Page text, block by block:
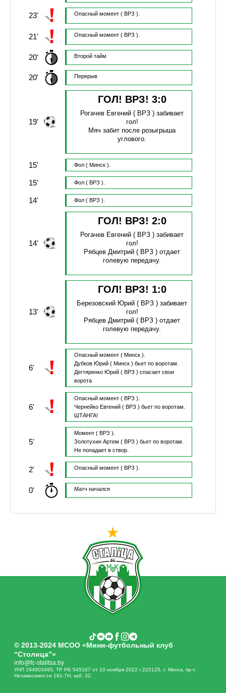
23' Опасный момент ( ВРЗ ).
21' Опасный момент ( ВРЗ ).
20' Второй тайм
20' Перерыв
19'
ГОЛ! ВРЗ! 3:0
Рогачев Евгений ( ВРЗ )забивает
гол!
Мяч забит после розыгрыша
углового.
15' Фол ( Минск ).
15' Фол ( ВРЗ ).
14' Фол ( ВРЗ ).
14'
ГОЛ! ВРЗ! 2:0
Рогачев Евгений ( ВРЗ )забивает
гол!
Рябцев Дмитрий ( ВРЗ )отдает
голевую передачу.
13'
ГОЛ! ВРЗ! 1:0
Березовский Юрий ( ВРЗ )забивает
гол!
Рябцев Дмитрий ( ВРЗ )отдает
голевую передачу.
6'
Опасный момент ( Минск ).
Дубков Юрий( Минск ) бьет по воротам.
Дегтяренко Юрий( ВРЗ ) спасает свои
ворота
6'
Опасный момент ( ВРЗ ).
Чернейко Евгений( ВРЗ ) бьет по воротам.
ШТАНГА!
5'
Момент ( ВРЗ ).
Золотухин Артем ( ВРЗ ) бьет по воротам.
Не попадает в створ.
2' Опасный момент ( ВРЗ ).
0' Матч начался
© 2013-2024 МСОО «Мини-футбольный клуб
“Столица”»
info@fc-stalitsa.by
УНП 194903495. ТР РБ 545167 от 10 ноября 2022 г.220125, г. Минск, пр-т.
Независимости 181-7Н, каб. 32.